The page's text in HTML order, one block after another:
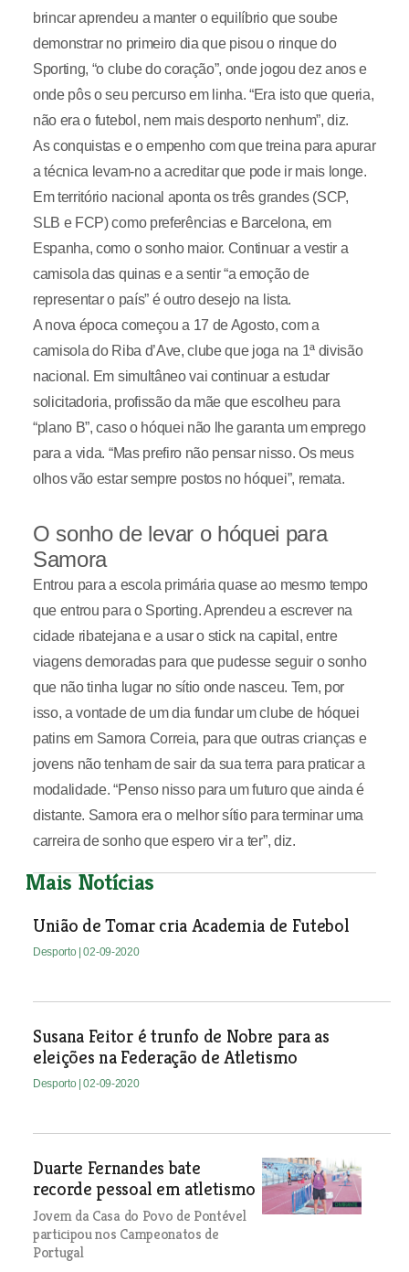
brincar aprendeu a manter o equilíbrio que soube
demonstrar no primeiro dia que pisou o rinque do
Sporting, “o clube do coração”, onde jogou dez anos e
onde pôs o seu percurso em linha. “Era isto que queria,
não era o futebol, nem mais desporto nenhum”, diz.
As conquistas e o empenho com que treina para apurar
a técnica levam-no a acreditar que pode ir mais longe.
Em território nacional aponta os três grandes (SCP,
SLB e FCP) como preferências e Barcelona, em
Espanha, como o sonho maior. Continuar a vestir a
camisola das quinas e a sentir “a emoção de
representar o país” é outro desejo na lista.
A nova época começou a 17 de Agosto, com a
camisola do Riba d’Ave, clube que joga na 1ª divisão
nacional. Em simultâneo vai continuar a estudar
solicitadoria, profissão da mãe que escolheu para
“plano B”, caso o hóquei não lhe garanta um emprego
para a vida. “Mas prefiro não pensar nisso. Os meus
olhos vão estar sempre postos no hóquei”, remata.
O sonho de levar o hóquei para
Samora
Entrou para a escola primária quase ao mesmo tempo
que entrou para o Sporting. Aprendeu a escrever na
cidade ribatejana e a usar o stick na capital, entre
viagens demoradas para que pudesse seguir o sonho
que não tinha lugar no sítio onde nasceu. Tem, por
isso, a vontade de um dia fundar um clube de hóquei
patins em Samora Correia, para que outras crianças e
jovens não tenham de sair da sua terra para praticar a
modalidade. “Penso nisso para um futuro que ainda é
distante. Samora era o melhor sítio para terminar uma
carreira de sonho que espero vir a ter”, diz.
Mais Notícias
União de Tomar cria Academia de Futebol
Desporto | 02-09-2020
Susana Feitor é trunfo de Nobre para as
eleições na Federação de Atletismo
Desporto | 02-09-2020
Duarte Fernandes bate
recorde pessoal em atletismo
Jovem da Casa do Povo de Pontével
participou nos Campeonatos de
Portugal